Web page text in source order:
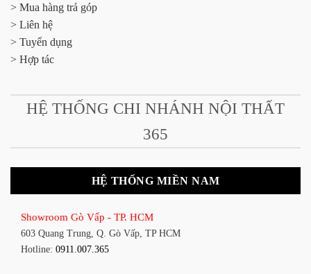
> Mua hàng trả góp
> Liên hệ
> Tuyển dụng
> Hợp tác
HỆ THỐNG CHI NHÁNH NỘI THẤT
365
HỆ THỐNG MIỀN NAM
Showroom Gò Vấp - TP. HCM
603 Quang Trung, Q. Gò Vấp, TP HCM
Hotline: 0911.007.365